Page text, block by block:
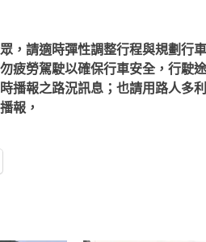
，請適時彈性調整行程與規劃行
疲勞駕駛以確保行車安全，行駛
播報之路況訊息；也請用路人多
報，